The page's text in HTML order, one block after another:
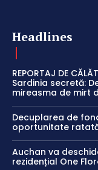
Headlines
REPORTAJ DE
Sardinia secretă:
mireasma de mirt
Decuplarea de
oportunitate
Auchan va
rezidențial One